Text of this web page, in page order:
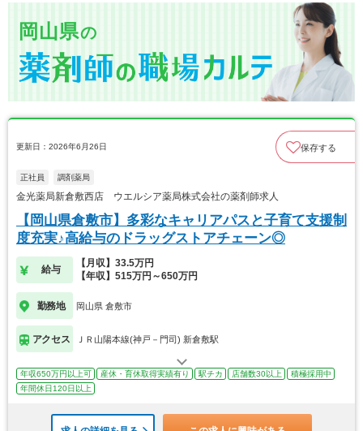
岡山県の
更新日：2026年6月26日 保存する
正社員 調剤薬局
金光薬局新倉敷西店 ウエルシア薬局株式会社の薬剤師求人
【岡山県倉敷市】多彩なキャリアパスと子育て支援制
度充実♪高給与のドラッグストアチェーン◎
給与
【月収】33.5万円
【年収】515万円～650万円
勤務地 岡山県 倉敷市
アクセス ＪＲ山陽本線(神戸－門司) 新倉敷駅
年収650万円以上可 産休・育休取得実績有り 駅チカ 店舗数30以上
積極採用中
年間休日120日以上